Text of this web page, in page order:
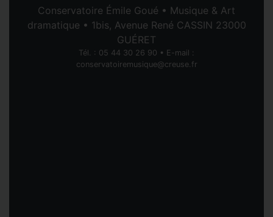
Conservatoire Émile Goué • Musique & Art
dramatique • 1bis, Avenue René CASSIN 23000
GUÉRET
Tél. : 05 44 30 26 90 • E-mail :
conservatoiremusique@creuse.fr